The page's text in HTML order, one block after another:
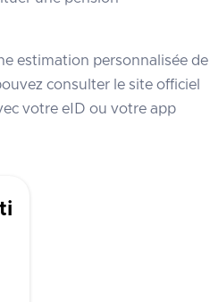
estimation personnalisée de
consulter le site officiel
votre eID ou votre app